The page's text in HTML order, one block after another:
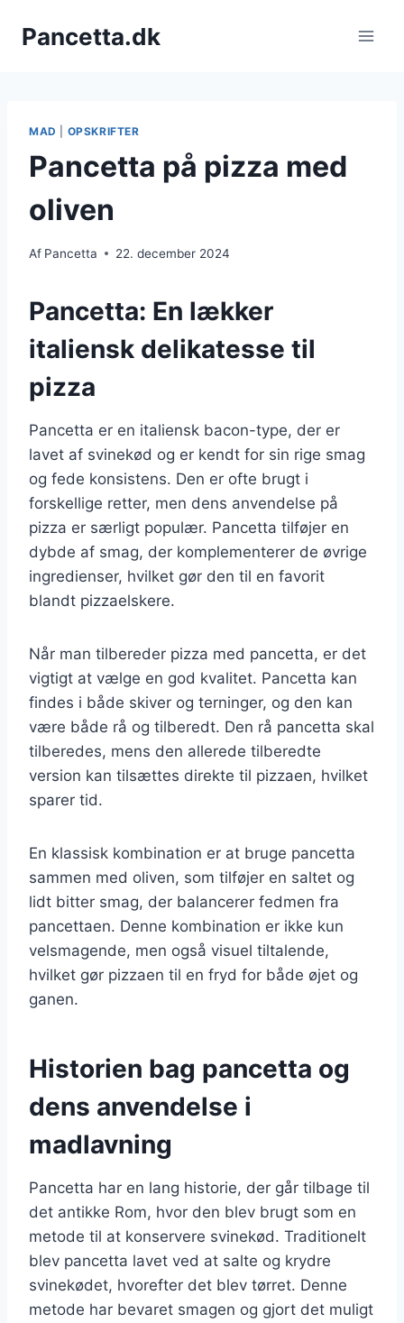
Pancetta.dk
MAD OPSKRIFTER
Pancetta på pizza med
oliven
Af Pancetta 22. december 2024
Pancetta: En lækker
italiensk delikatesse til
pizza
Pancetta er en italiensk bacon-type, der er
lavet af svinekød og er kendt for sin rige smag
og fede konsistens. Den er ofte brugt i
forskellige retter, men dens anvendelse på
pizza er særligt populær. Pancetta tilføjer en
dybde af smag, der komplementerer de øvrige
ingredienser, hvilket gør den til en favorit
blandt pizzaelskere.
Når man tilbereder pizza med pancetta, er det
vigtigt at vælge en god kvalitet. Pancetta kan
findes i både skiver og terninger, og den kan
være både rå og tilberedt. Den rå pancetta skal
tilberedes, mens den allerede tilberedte
version kan tilsættes direkte til pizzaen, hvilket
sparer tid.
En klassisk kombination er at bruge pancetta
sammen med oliven, som tilføjer en saltet og
lidt bitter smag, der balancerer fedmen fra
pancettaen. Denne kombination er ikke kun
velsmagende, men også visuel tiltalende,
hvilket gør pizzaen til en fryd for både øjet og
ganen.
Historien bag pancetta og
dens anvendelse i
madlavning
Pancetta har en lang historie, der går tilbage til
det antikke Rom, hvor den blev brugt som en
metode til at konservere svinekød. Traditionelt
blev pancetta lavet ved at salte og krydre
svinekødet, hvorefter det blev tørret. Denne
metode har bevaret smagen og gjort det muligt